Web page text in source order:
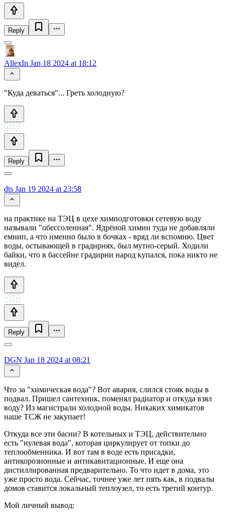
Reply
AllexIn Jan 18 2024 at 18:12
"Куда деваться"... Греть холодную?
Reply
dts Jan 19 2024 at 23:58
на практике на ТЭЦ в цехе химподготовки сетевую воду
называли "обессоленная". Ядрёной химии туда не добавляли
емнип, а что именно было в бочках - вряд ли вспомню. Цвет
воды, остывающей в градирнях, был мутно-серый. Ходили
байки, что в бассейне градирни народ купался, пока никто не
видел.
Reply
DGN Jan 18 2024 at 08:21
Что за "химическая вода"? Вот авария, слился стояк воды в
подвал. Пришел сантехник, поменял радиатор и откуда взял
воду? Из магистрали холодной воды. Никаких химикатов
наше ТСЖ не закупает!
Откуда все эти басни? В котельных и ТЭЦ, действительно
есть "нулевая вода", которая циркулирует от топки до
теплообменника. И вот там в воде есть присадки,
антикорозионные и антикавитационные. И еще она
дистиллированная предварительно. То что идет в дома, это
уже просто вода. Сейчас, точнее уже лет пять как, в подвалы
домов ставится локальный теплоузел, то есть третий контур.
Мой личный вывод: